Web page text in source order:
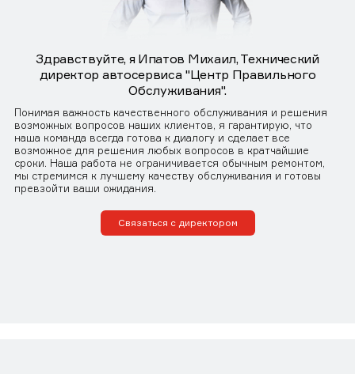
Здравствуйте, я Ипатов Михаил, Технический
директор автосервиса "Центр Правильного
Обслуживания".
Понимая важность качественного обслуживания и решения
возможных вопросов наших клиентов, я гарантирую, что
наша команда всегда готова к диалогу и сделает все
возможное для решения любых вопросов в кратчайшие
сроки. Наша работа не ограничивается обычным ремонтом,
мы стремимся к лучшему качеству обслуживания и готовы
превзойти ваши ожидания.
Связаться с директором